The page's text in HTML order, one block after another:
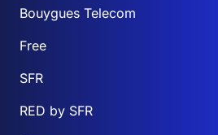
Bouygues Telecom
Free
SFR
RED by SFR